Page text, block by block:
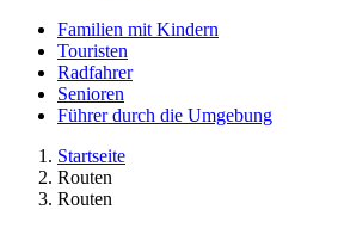
Familien mit Kindern
Touristen
Radfahrer
Senioren
Führer durch die Umgebung
Startseite
Routen
Routen